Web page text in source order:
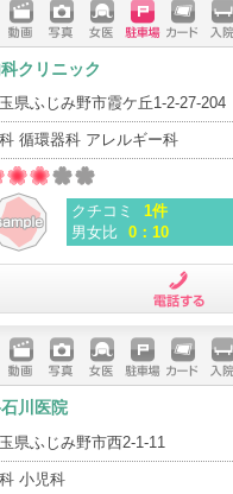
動画 写真 女医 駐車場
クレジッ
入院
クリニック
県ふじみ野市霞ケ丘1-2-27-204
循環器科 アレルギー科
クチコミ
1件
男女比 0：10
動画 写真 女医 駐車場
クレジッ
入院
川医院
県ふじみ野市西2-1-11
小児科